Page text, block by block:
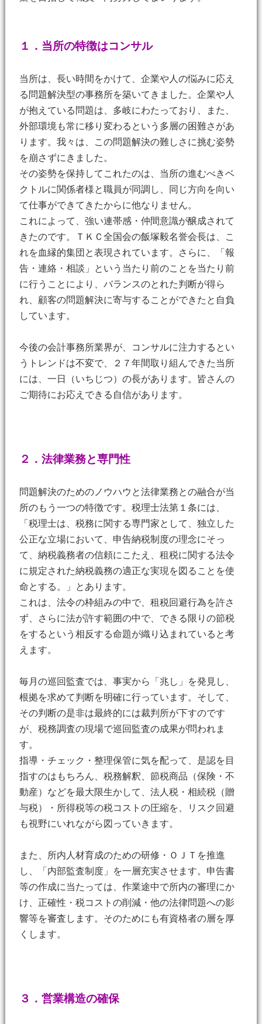
１．当所の特徴はコンサル
当所は、長い時間をかけて、企業や人の悩みに応え
る問題解決型の事務所を築いてきました。企業や人
が抱えている問題は、多岐にわたっており、また、
外部環境も常に移り変わるという多層の困難さがあ
ります。我々は、この問題解決の難しさに挑む姿勢
を崩さずにきました。
その姿勢を保持してこれたのは、当所の進むべきベ
クトルに関係者様と職員が同調し、同じ方向を向い
て仕事ができてきたからに他なりません。
これによって、強い連帯感・仲間意識が醸成されて
きたのです。ＴＫＣ全国会の飯塚毅名誉会長は、こ
れを血縁的集団と表現されています。さらに、「報
告・連絡・相談」という当たり前のことを当たり前
に行うことにより、バランスのとれた判断が得ら
れ、顧客の問題解決に寄与することができたと自負
しています。
今後の会計事務所業界が、コンサルに注力するとい
うトレンドは不変で、２７年間取り組んできた当所
には、一日（いちじつ）の長があります。皆さんの
ご期待にお応えできる自信があります。
２．法律業務と専門性
問題解決のためのノウハウと法律業務との融合が当
所のもう一つの特徴です。税理士法第１条には、
「税理士は、税務に関する専門家として、独立した
公正な立場において、申告納税制度の理念にそっ
て、納税義務者の信頼にこたえ、租税に関する法令
に規定された納税義務の適正な実現を図ることを使
命とする。」とあります。
これは、法令の枠組みの中で、租税回避行為を許さ
ず、さらに法が許す範囲の中で、できる限りの節税
をするという相反する命題が織り込まれていると考
えます。
毎月の巡回監査では、事実から「兆し」を発見し、
根拠を求めて判断を明確に行っています。そして、
その判断の是非は最終的には裁判所が下すのです
が、税務調査の現場で巡回監査の成果が問われま
す。
指導・チェック・整理保管に気を配って、是認を目
指すのはもちろん、税務解釈、節税商品（保険・不
動産）などを最大限生かして、法人税・相続税（贈
与税）・所得税等の税コストの圧縮を、リスク回避
も視野にいれながら図っていきます。
また、所内人材育成のための研修・ＯＪＴを推進
し、「内部監査制度」を一層充実させます。申告書
等の作成に当たっては、作業途中で所内の審理にか
け、正確性・税コストの削減・他の法律問題への影
響等を審査します。そのためにも有資格者の層を厚
くします。
３．営業構造の確保